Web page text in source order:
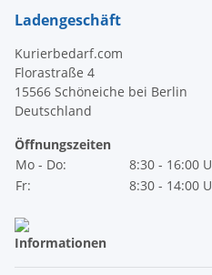
Ladengeschäft
Kurierbedarf.com
Florastraße 4
15566 Schöneiche bei Berlin
Deutschland
Öffnungszeiten
Mo - Do:
8:30 - 16:00
Fr:
8:30 - 14:00
Informationen